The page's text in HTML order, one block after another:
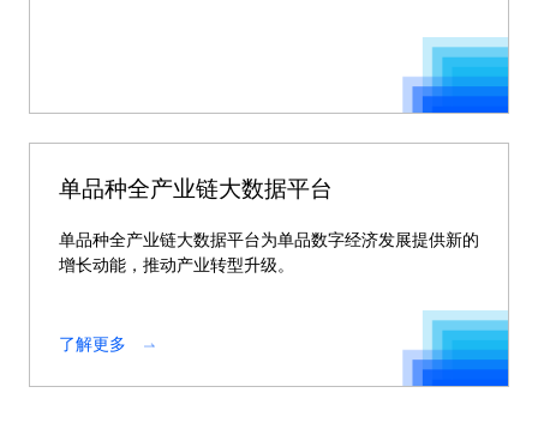
单品种全产业链大数据平台
单品种全产业链大数据平台为单品数字经济发展提供新的
增长动能，推动产业转型升级。
了解更多